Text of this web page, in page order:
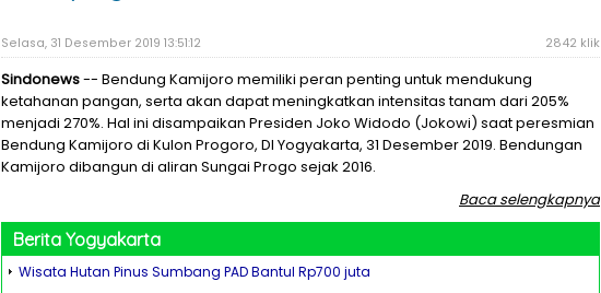
Selasa, 31 Desember 2019 13:51:12 2842 klik
Sindonews-- Bendung Kamijoro memiliki peran penting untuk mendukung
ketahanan pangan, serta akan dapat meningkatkan intensitas tanam dari 205%
menjadi 270%. Hal ini disampaikan Presiden Joko Widodo (Jokowi) saat peresmian
Bendung Kamijoro di Kulon Progoro, DI Yogyakarta, 31 Desember 2019. Bendungan
Kamijoro dibangun di aliran Sungai Progo sejak 2016.
Baca selengkapnya
Berita Yogyakarta
Wisata Hutan Pinus Sumbang PAD Bantul Rp700 juta